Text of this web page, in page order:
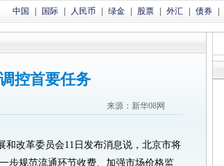
中国 国际 人民币 绿金 股票 外汇 债券
控首要任务
来源：新华08网
和改革委员会11日发布消息说，北京市将
步规范流通环节收费、加强市场价格监